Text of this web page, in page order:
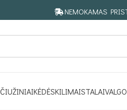
NEMOKAMAS
ČIUŽINIAIKĖDĖSKILIMAISTALAI